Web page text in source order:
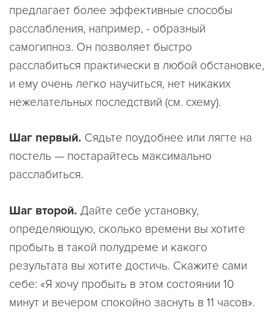
предлагает более эффективные способы
расслабления, например, - образный
самогипноз. Он позволяет быстро
расслабиться практически в любой обстановке,
и ему очень легко научиться, нет никаких
нежелательных последствий (см. схему).
Шаг первый. Сядьте поудобнее или лягте на
постель — постарайтесь максимально
расслабиться.
Шаг второй. Дайте себе установку,
определяющую, сколько времени вы хотите
пробыть в такой полудреме и какого
результата вы хотите достичь. Скажите сами
себе: «Я хочу пробыть в этом состоянии 10
минут и вечером спокойно заснуть в 11 часов».